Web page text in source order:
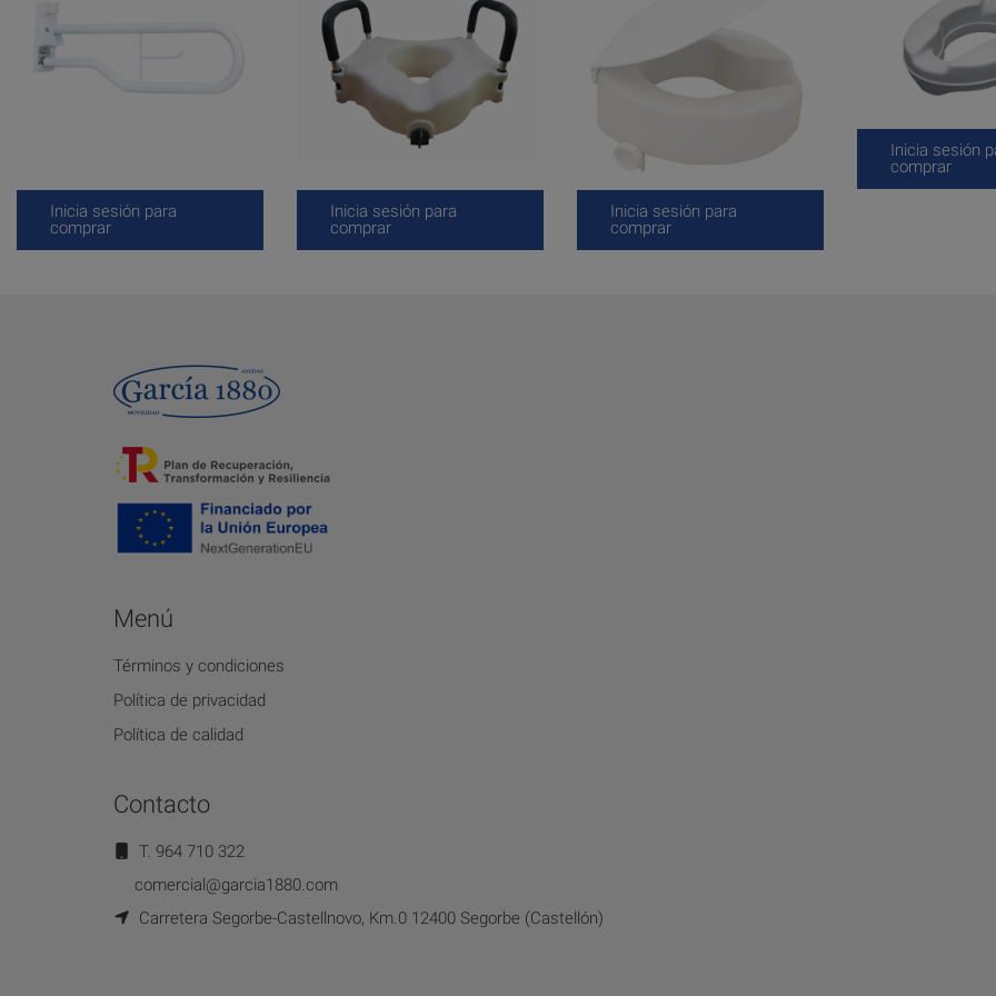
Inicia sesión para
comprar
Inicia sesión para
comprar
Inicia sesión para
comprar
Inicia sesión
comprar
Menú
Términos y condiciones
Política de privacidad
Política de calidad
Contacto
T. 964 710 322
comercial@garcia1880.com
Carretera Segorbe-Castellnovo, Km.0 12400 Segorbe (Castellón)